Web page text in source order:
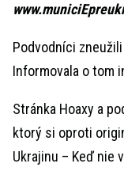
Podvodníci
Informovala o tom
Stránka Hoaxy a
ktorý si oproti
Ukrajinu – Keď nie